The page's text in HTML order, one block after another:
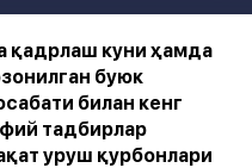
қадрлаш куни ҳамда
буюк
билан кенг
тадбирлар
уруш қурбонлари